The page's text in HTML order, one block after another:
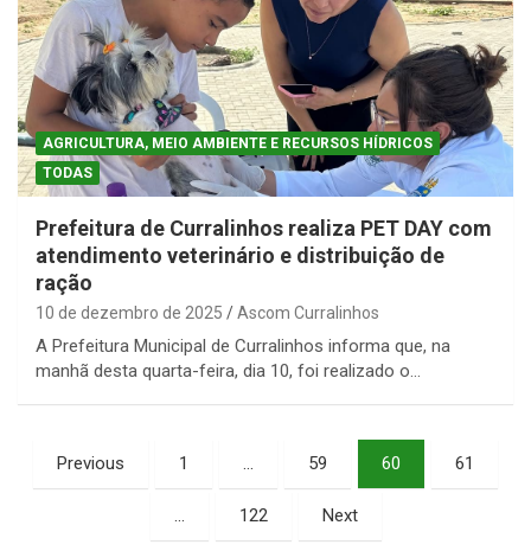
AGRICULTURA, MEIO AMBIENTE E RECURSOS HÍDRICOS
TODAS
Prefeitura de Curralinhos realiza PET DAY com
atendimento veterinário e distribuição de
ração
10 de dezembro de 2025 Ascom Curralinhos
A Prefeitura Municipal de Curralinhos informa que, na
manhã desta quarta-feira, dia 10, foi realizado o…
Paginação
de
Previous 1 … 59 60 61
… 122 Next